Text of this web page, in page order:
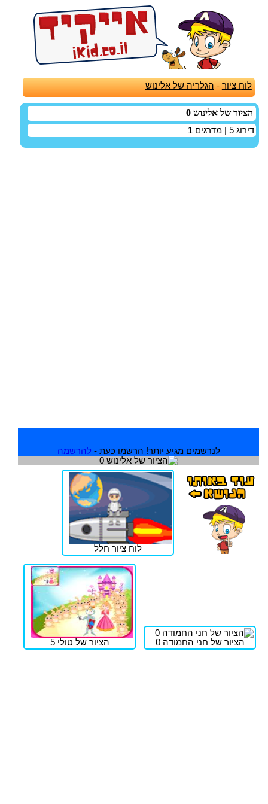
לוח ציור - הגלריה של אלינוש
הציור של אלינוש 0
דירוג 5 | מדרגים 1
לנרשמים מגיע יותר! הרשמו כעת - להרשמה
לוח ציור חלל
הציור של חני החמודה 0 הציור של טולי 5